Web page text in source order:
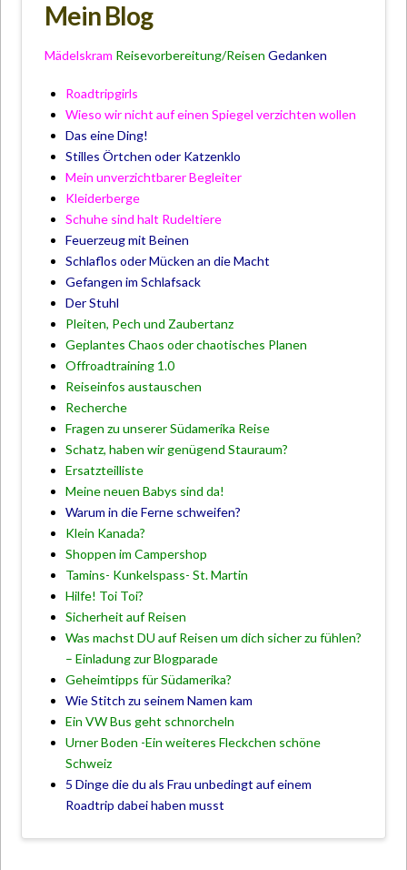
Mein Blog
Mädelskram Reisevorbereitung/Reisen Gedanken
Roadtripgirls
Wieso wir nicht auf einen Spiegel verzichten wollen
Das eine Ding!
Stilles Örtchen oder Katzenklo
Mein unverzichtbarer Begleiter
Kleiderberge
Schuhe sind halt Rudeltiere
Feuerzeug mit Beinen
Schlaflos oder Mücken an die Macht
Gefangen im Schlafsack
Der Stuhl
Pleiten, Pech und Zaubertanz
Geplantes Chaos oder chaotisches Planen
Offroadtraining 1.0
Reiseinfos austauschen
Recherche
Fragen zu unserer Südamerika Reise
Schatz, haben wir genügend Stauraum?
Ersatzteilliste
Meine neuen Babys sind da!
Warum in die Ferne schweifen?
Klein Kanada?
Shoppen im Campershop
Tamins- Kunkelspass- St. Martin
Hilfe! Toi Toi?
Sicherheit auf Reisen
Was machst DU auf Reisen um dich sicher zu fühlen?
– Einladung zur Blogparade
Geheimtipps für Südamerika?
Wie Stitch zu seinem Namen kam
Ein VW Bus geht schnorcheln
Urner Boden -Ein weiteres Fleckchen schöne
Schweiz
5 Dinge die du als Frau unbedingt auf einem
Roadtrip dabei haben musst